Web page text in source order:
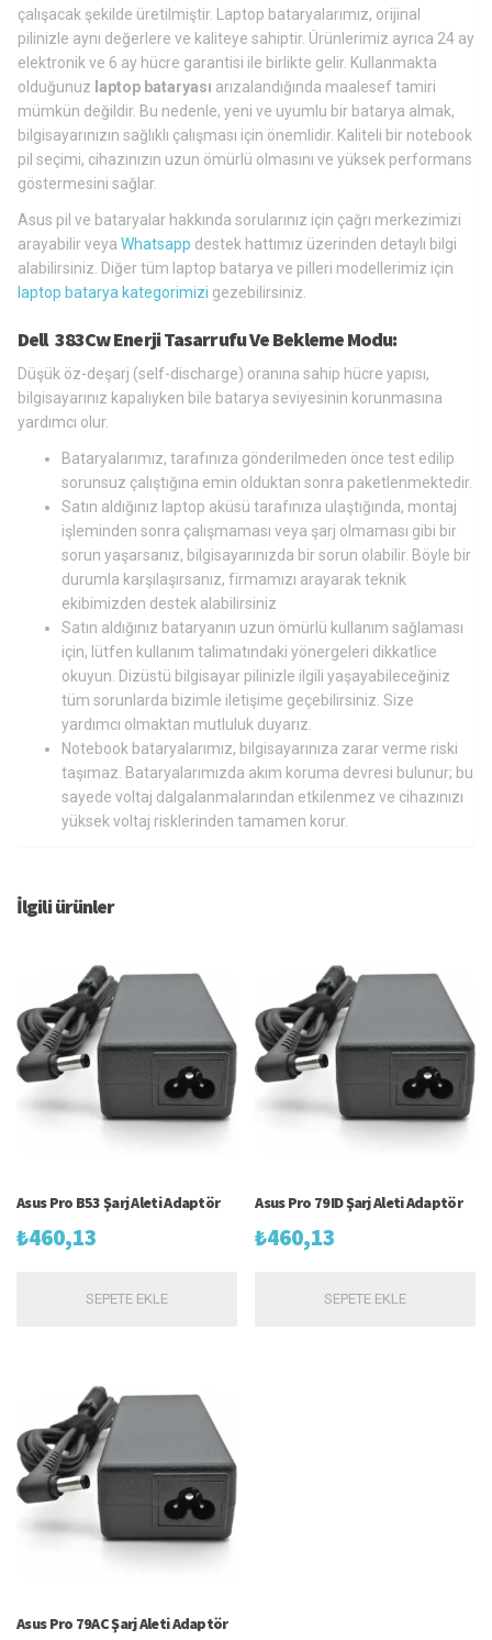
çalışacak şekilde üretilmiştir. Laptop bataryalarımız, orijinal
pilinizle aynı değerlere ve kaliteye sahiptir. Ürünlerimiz ayrıca 24 ay
elektronik ve 6 ay hücre garantisi ile birlikte gelir. Kullanmakta
olduğunuz laptop bataryası arızalandığında maalesef tamiri
mümkün değildir. Bu nedenle, yeni ve uyumlu bir batarya almak,
bilgisayarınızın sağlıklı çalışması için önemlidir. Kaliteli bir notebook
pil seçimi, cihazınızın uzun ömürlü olmasını ve yüksek performans
göstermesini sağlar.
Asus pil ve bataryalar hakkında sorularınız için çağrı merkezimizi
arayabilir veya Whatsapp destek hattımız üzerinden detaylı bilgi
alabilirsiniz. Diğer tüm laptop batarya ve pilleri modellerimiz için
laptop batarya kategorimizi gezebilirsiniz.
Dell 383Cw Enerji Tasarrufu Ve Bekleme Modu:
Düşük öz-deşarj (self-discharge) oranına sahip hücre yapısı,
bilgisayarınız kapalıyken bile batarya seviyesinin korunmasına
yardımcı olur.
Bataryalarımız, tarafınıza gönderilmeden önce test edilip
sorunsuz çalıştığına emin olduktan sonra paketlenmektedir.
Satın aldığınız laptop aküsü tarafınıza ulaştığında, montaj
işleminden sonra çalışmaması veya şarj olmaması gibi bir
sorun yaşarsanız, bilgisayarınızda bir sorun olabilir. Böyle bir
durumla karşılaşırsanız, firmamızı arayarak teknik
ekibimizden destek alabilirsiniz
Satın aldığınız bataryanın uzun ömürlü kullanım sağlaması
için, lütfen kullanım talimatındaki yönergeleri dikkatlice
okuyun. Dizüstü bilgisayar pilinizle ilgili yaşayabileceğiniz
tüm sorunlarda bizimle iletişime geçebilirsiniz. Size
yardımcı olmaktan mutluluk duyarız.
Notebook bataryalarımız, bilgisayarınıza zarar verme riski
taşımaz. Bataryalarımızda akım koruma devresi bulunur; bu
sayede voltaj dalgalanmalarından etkilenmez ve cihazınızı
yüksek voltaj risklerinden tamamen korur.
İlgili ürünler
Asus Pro B53 Şarj Aleti Adaptör
₺460,13
SEPETE EKLE
Asus Pro 79ID Şarj Aleti Adaptör
₺460,13
SEPETE EKLE
Asus Pro 79AC Şarj Aleti Adaptör